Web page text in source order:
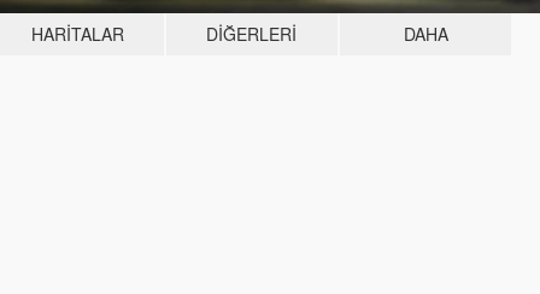
HARITALAR DIĞERLERI DAHA